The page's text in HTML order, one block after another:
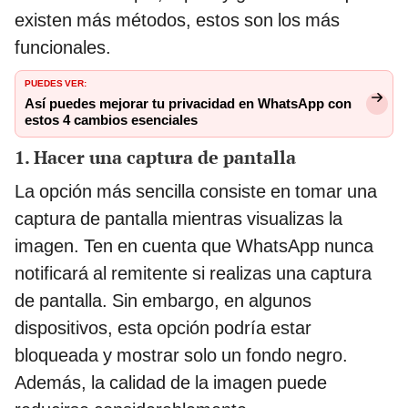
existen más métodos, estos son los más
funcionales.
PUEDES VER:
Así puedes mejorar tu privacidad en WhatsApp con
estos 4 cambios esenciales
1. Hacer una captura de pantalla
La opción más sencilla consiste en tomar una
captura de pantalla mientras visualizas la
imagen. Ten en cuenta que WhatsApp nunca
notificará al remitente si realizas una captura
de pantalla. Sin embargo, en algunos
dispositivos, esta opción podría estar
bloqueada y mostrar solo un fondo negro.
Además, la calidad de la imagen puede